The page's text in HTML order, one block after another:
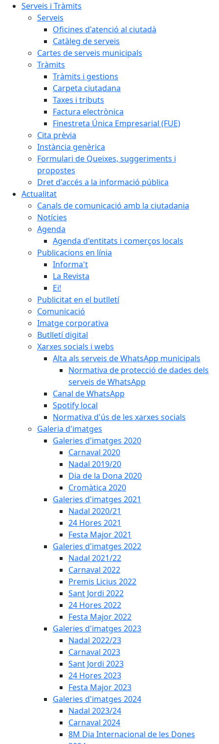
Serveis i Tràmits
Serveis
Oficines d'atenció al ciutadà
Catàleg de serveis
Cartes de serveis municipals
Tràmits
Tràmits i gestions
Carpeta ciutadana
Taxes i tributs
Factura electrònica
Finestreta Única Empresarial (FUE)
Cita prèvia
Instància genèrica
Formulari de Queixes, suggeriments i
propostes
Dret d'accés a la informació pública
Actualitat
Canals de comunicació amb la ciutadania
Notícies
Agenda
Agenda d'entitats i comerços locals
Publicacions en línia
Informa't
La Revista
Ei!
Publicitat en el butlletí
Comunicació
Imatge corporativa
Butlletí digital
Xarxes socials i webs
Alta als serveis de WhatsApp municipals
Normativa de protecció de dades dels
serveis de WhatsApp
Canal de WhatsApp
Spotify local
Normativa d'ús de les xarxes socials
Galeria d'imatges
Galeries d'imatges 2020
Carnaval 2020
Nadal 2019/20
Dia de la Dona 2020
Cromàtica 2020
Galeries d'imatges 2021
Nadal 2020/21
24 Hores 2021
Festa Major 2021
Galeries d'imatges 2022
Nadal 2021/22
Carnaval 2022
Premis Licius 2022
Sant Jordi 2022
24 Hores 2022
Festa Major 2022
Galeries d'imatges 2023
Nadal 2022/23
Carnaval 2023
Sant Jordi 2023
24 Hores 2023
Festa Major 2023
Galeries d'imatges 2024
Nadal 2023/24
Carnaval 2024
8M Dia Internacional de les Dones